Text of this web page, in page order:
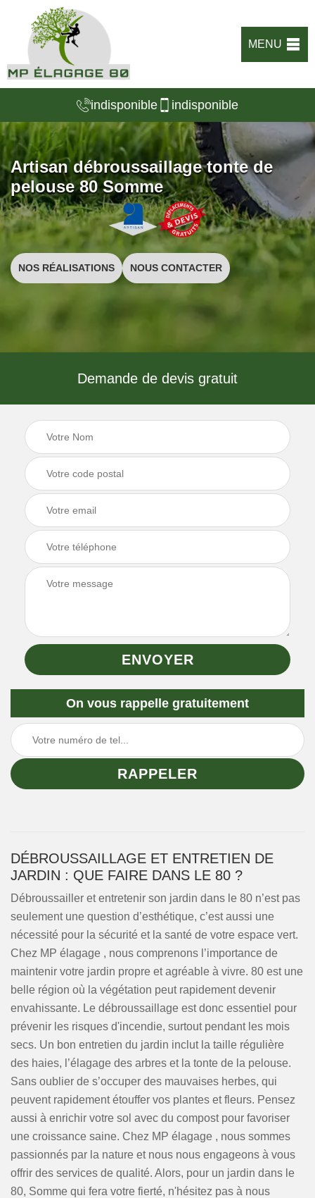
MENU
indisponible indisponible
Artisan débroussaillage tonte de
pelouse 80 Somme
NOS RÉALISATIONS NOUS CONTACTER
Demande de devis gratuit
On vous rappelle gratuitement
DÉBROUSSAILLAGE ET ENTRETIEN DE
JARDIN : QUE FAIRE DANS LE 80 ?
Débroussailler et entretenir son jardin dans le 80 n’est pas
seulement une question d’esthétique, c’est aussi une
nécessité pour la sécurité et la santé de votre espace vert.
Chez MP élagage , nous comprenons l’importance de
maintenir votre jardin propre et agréable à vivre. 80 est une
belle région où la végétation peut rapidement devenir
envahissante. Le débroussaillage est donc essentiel pour
prévenir les risques d'incendie, surtout pendant les mois
secs. Un bon entretien du jardin inclut la taille régulière
des haies, l’élagage des arbres et la tonte de la pelouse.
Sans oublier de s’occuper des mauvaises herbes, qui
peuvent rapidement étouffer vos plantes et fleurs. Pensez
aussi à enrichir votre sol avec du compost pour favoriser
une croissance saine. Chez MP élagage , nous sommes
passionnés par la nature et nous nous engageons à vous
offrir des services de qualité. Alors, pour un jardin dans le
80, Somme qui fera votre fierté, n'hésitez pas à nous